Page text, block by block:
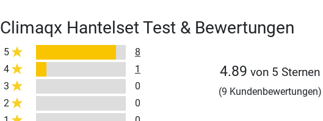
Climaqx Hantelset Test & Bewertungen
5
8
4
1
3
0
2
0
4.89 von 5 Sternen
(9 Kundenbewertungen)